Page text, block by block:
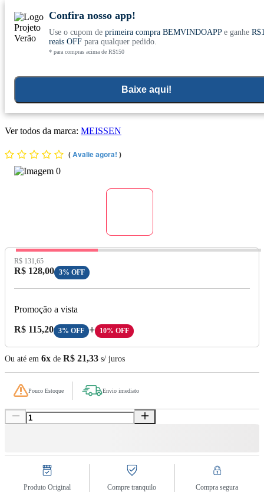
Conheça nosso site novo! E comemore com 0
Confira nosso app!
Use o cupom de primeira compra BEMVINDOAPPe ganhe
reais OFFpara qualquer pedido.
* para compras acima de R$150
Baixe aqui!
Kit 3x Vitamina C Vitamina E com Zinco (950mg) 60 Cápsulas
Ver todos da marca: MEISSEN
(Avalie agora! )
Preço Original:
R$ 131,65
Preço com Desconto:
R$ 128,00 3% OFF
Promoção a vista
Preço A Vista:
R$ 115,20 3% OFF + 10% OFF
Ou até em 6x de R$ 21,33 s/ juros
Pouco Estoque Envio imediato
Produto Original Compre tranquilo Compra segura